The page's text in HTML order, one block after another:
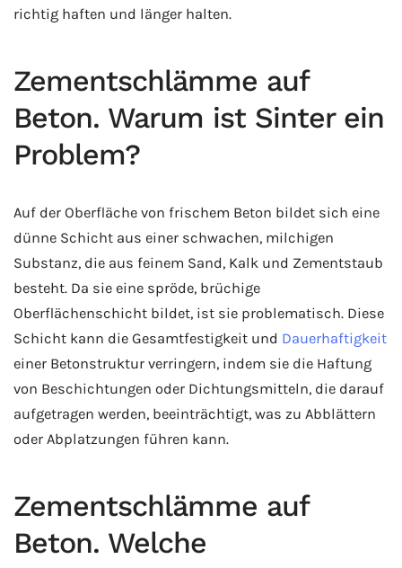
richtig haften und länger halten.
Zementschlämme auf
Beton. Warum ist Sinter ein
Problem?
Auf der Oberfläche von frischem Beton bildet sich eine
dünne Schicht aus einer schwachen, milchigen
Substanz, die aus feinem Sand, Kalk und Zementstaub
besteht. Da sie eine spröde, brüchige
Oberflächenschicht bildet, ist sie problematisch. Diese
Schicht kann die Gesamtfestigkeit und Dauerhaftigkeit
einer Betonstruktur verringern, indem sie die Haftung
von Beschichtungen oder Dichtungsmitteln, die darauf
aufgetragen werden, beeinträchtigt, was zu Abblättern
oder Abplatzungen führen kann.
Zementschlämme auf
Beton. Welche